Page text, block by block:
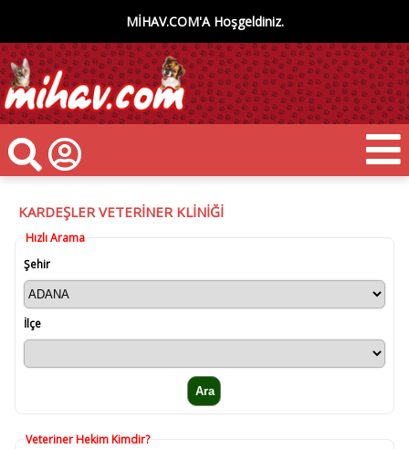
MİHAV.COM'A Hoşgeldiniz.
KARDEŞLER VETERİNER KLİNİĞİ
Hızlı Arama
Şehir
İlçe
Veteriner Hekim Kimdir?